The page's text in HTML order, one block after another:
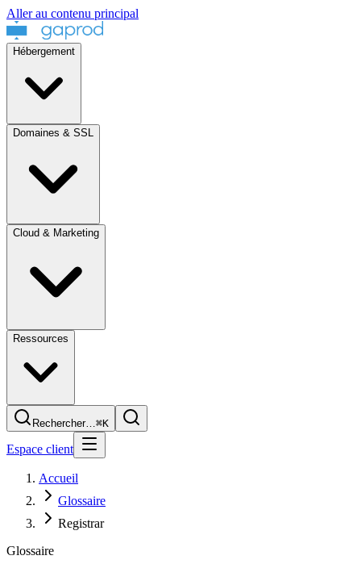
Aller au contenu principal
Hébergement
Domaines & SSL
Cloud & Marketing
Ressources
Rechercher…⌘K
Espace client
Accueil
Glossaire
Registrar
Glossaire